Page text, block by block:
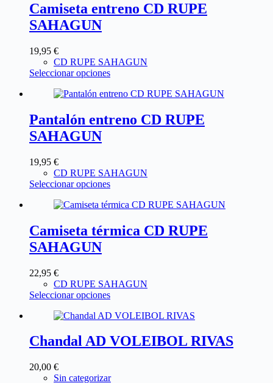
Camiseta entreno CD RUPE
SAHAGUN
19,95 €
CD RUPE SAHAGUN
Seleccionar opciones
Pantalón entreno CD RUPE
SAHAGUN
19,95 €
CD RUPE SAHAGUN
Seleccionar opciones
Camiseta térmica CD RUPE
SAHAGUN
22,95 €
CD RUPE SAHAGUN
Seleccionar opciones
Chandal AD VOLEIBOL RIVAS
20,00 €
Sin categorizar